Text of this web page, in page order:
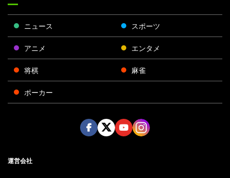
ニュース スポーツ
アニメ エンタメ
将棋 麻雀
ポーカー
運営会社